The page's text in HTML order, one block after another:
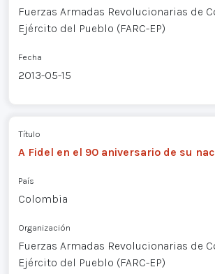
Fuerzas Armadas Revolucionarias de
Ejército del Pueblo (FARC-EP)
Fecha
2013-05-15
Título
A Fidel en el 90 aniversario de su
País
Colombia
Organización
Fuerzas Armadas Revolucionarias de
Ejército del Pueblo (FARC-EP)